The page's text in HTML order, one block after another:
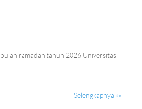
ramadan tahun 2026 Universitas
Selengkapnya »»